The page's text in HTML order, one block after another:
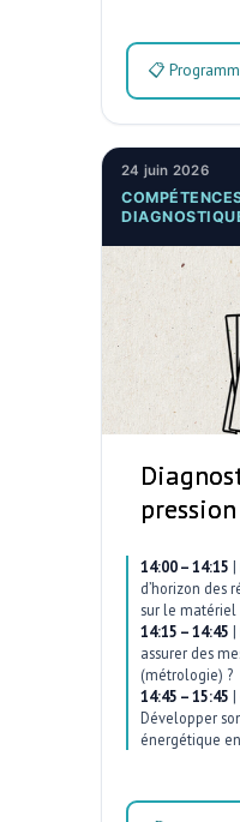
📋
24 juin 2026
14:00 – 14:15 |
d’horizon des
sur le matériel
14:15 – 14:45 |
assurer des
(métrologie) ?
14:45 – 15:45 |
Développer
énergétique